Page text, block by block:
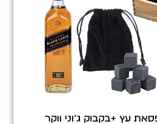
עץ +בקבוק ג’וני ווקר